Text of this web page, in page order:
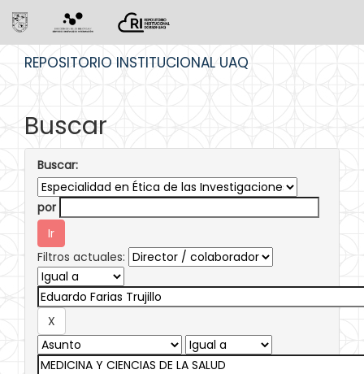
REPOSITORIO INSTITUCIONAL UAQ
Buscar
Buscar:
por
Filtros actuales: